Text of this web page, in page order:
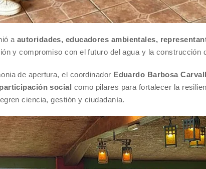
a autoridades, educadores ambientales,
y compromiso con el futuro del agua y la construcción
de apertura, el coordinador Eduardo Barbosa
social como pilares para fortalecer la
ciencia, gestión y ciudadanía.